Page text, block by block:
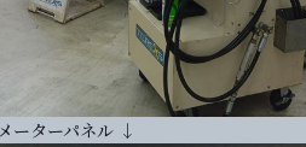
ーターパネル ↓